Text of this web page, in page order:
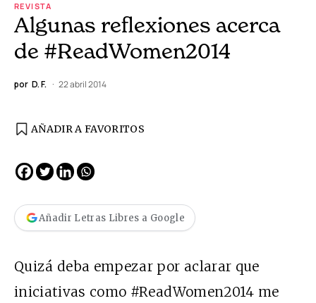
REVISTA
Algunas reflexiones acerca
de #ReadWomen2014
por D. F. 22 abril 2014
AÑADIR A FAVORITOS
Añadir Letras Libres a Google
Quizá deba empezar por aclarar que
iniciativas como #ReadWomen2014 me